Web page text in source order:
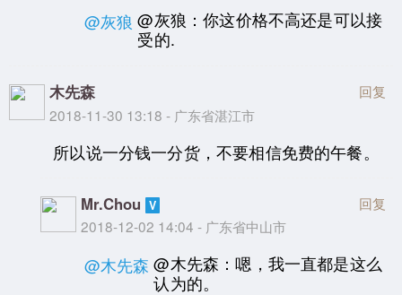
@灰狼 @灰狼：你这价格不高还是可以接
受的.
木先森
2018-11-30 13:18 - 广东省湛江市
回复
所以说一分钱一分货，不要相信免费的午餐。
Mr.Chou
2018-12-02 14:04 - 广东省中山市
回复
@木先森 @木先森：嗯，我一直都是这么
认为的。